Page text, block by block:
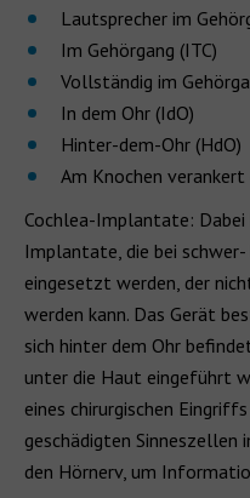
Lautsprecher im
Im Gehörgang (ITC)
Vollständig im
In dem Ohr (IdO)
Hinter-dem-Ohr (HdO)
Am Knochen verankert
Cochlea-Implantate:
Implantate, die bei
eingesetzt werden, der
werden kann. Das Gerät
sich hinter dem Ohr
unter die Haut eingeführt
eines chirurgischen
geschädigten
den Hörnerv, um